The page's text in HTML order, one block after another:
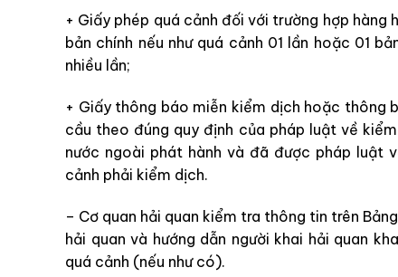
+ Giấy phép quá cảnh đối với trường hợp
bản chính nếu như quá cảnh 01 lần hoặc 01
nhiều lần;
+ Giấy thông báo miễn kiểm dịch hoặc thông
cầu theo đúng quy định của pháp luật về
nước ngoài phát hành và đã được pháp luật
cảnh phải kiểm dịch.
– Cơ quan hải quan kiểm tra thông tin trên
hải quan và hướng dẫn người khai hải quan
quá cảnh (nếu như có).